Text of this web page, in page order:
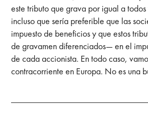
este tributo que grava por igual a
incluso que sería preferible que las
impuesto de beneficios y que estos
de gravamen diferenciados— en el
de cada accionista. En todo caso,
contracorriente en Europa. No es una